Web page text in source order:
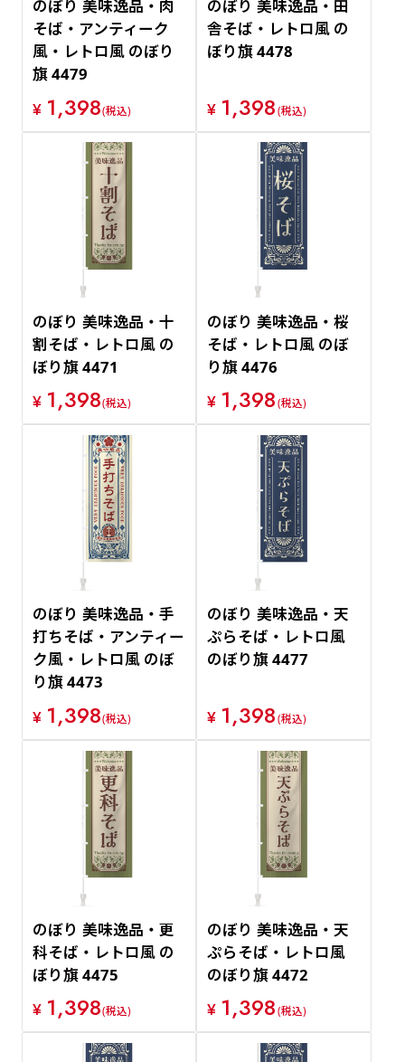
のぼり 美味逸品・肉
そば・アンティーク
風・レトロ風 のぼり
旗 4479
¥ 1,398(税込)
のぼり 美味逸品・田
舎そば・レトロ風 の
ぼり旗 4478
¥ 1,398(税込)
のぼり 美味逸品・十
割そば・レトロ風 の
ぼり旗 4471
¥ 1,398(税込)
のぼり 美味逸品・桜
そば・レトロ風 のぼ
り旗 4476
¥ 1,398(税込)
のぼり 美味逸品・手
打ちそば・アンティー
ク風・レトロ風 のぼ
り旗 4473
¥ 1,398(税込)
のぼり 美味逸品・天
ぷらそば・レトロ風
のぼり旗 4477
¥ 1,398(税込)
のぼり 美味逸品・更
科そば・レトロ風 の
ぼり旗 4475
¥ 1,398(税込)
のぼり 美味逸品・天
ぷらそば・レトロ風
のぼり旗 4472
¥ 1,398(税込)